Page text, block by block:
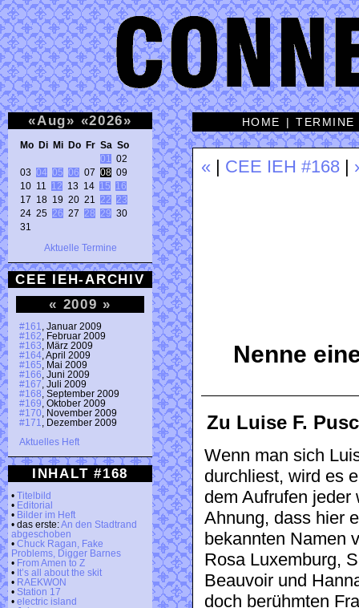
«Aug» «2026»
Mo Di Mi Do Fr Sa So
01
02
03 04 05 06 07 08 09
10 11 12 13 14 15
16
17 18 19 20 21 22
23
24 25 26 27 28 29 30
31
Aktuelle Termine
CEE IEH-ARCHIV
« 2009 »
#161
, Januar 2009
#162 , Februar 2009
#163 , März 2009
#164 , April 2009
#165 , Mai 2009
#166 , Juni 2009
#167 , Juli 2009
#168 , September 2009
#169 , Oktober 2009
#170 , November 2009
#171
, Dezember 2009
Aktuelles Heft
INHALT #168
• Titelbild
• Editorial
• Bilder im Heft
• das erste:An den Stadtrand
abgeschoben
• Chuck Ragan, Fake
Problems, Digger Barnes
• From Amen to Z
• It’s all about the skit
• RAEKWON
• Station 17
• electric island
HOME |TERMINE
« CEE IEH #168
Nenne
Zu Luise F.
Wenn man sich
durchliest, wird es
dem Aufrufen
Ahnung, dass hier
bekannten Namen
Rosa Luxemburg,
Beauvoir und
doch berühmten